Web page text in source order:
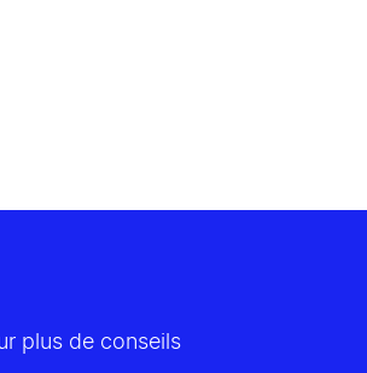
plus de conseils